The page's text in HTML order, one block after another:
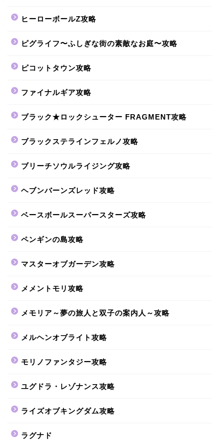
ヒーローボールZ攻略
ピグライフ〜ふしぎな街の素敵なお庭〜攻略
ピコットタウン攻略
ファイナルギア攻略
ブラック★ロックシューター FRAGMENT攻略
ブラックステラインフェルノ攻略
ブリーチソウルライジング攻略
ヘブンバーンズレッド攻略
ベースボールスーパースターズ攻略
ペンギンの島攻略
マスターオブガーデン攻略
メメントモリ攻略
メモリア～夢の旅人と双子の案内人～攻略
メルヘンオブライト攻略
モリノファンタジー攻略
ユグドラ・レゾナンス攻略
ライズオブキングダム攻略
ラグナド